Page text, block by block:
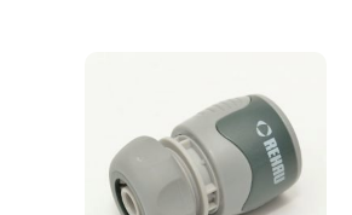
Применить фильтр